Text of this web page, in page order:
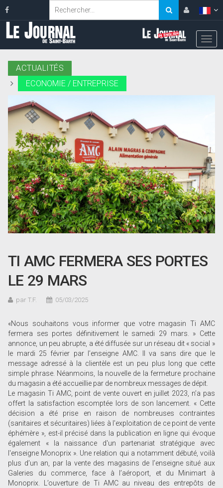
ACTUALITÉS
ECONOMIE / ENTREPRISE
TI AMC FERMERA SES PORTES
LE 29 MARS
par T.F. 05/03/2025
«Nous souhaitons vous informer que votre magasin Ti AMC
fermera ses portes définitivement le samedi 29 mars. » Cette
annonce, un peu abrupte, a été diffusée sur un réseau dit « social »
le mardi 25 février par l’enseigne AMC. Il va sans dire que le
message adressé à la clientèle est un peu plus long que cette
simple phrase. Néanmoins, la nouvelle de la fermeture prochaine
du magasin a été accueillie par de nombreux messages de dépit.
Le magasin Ti AMC, point de vente ouvert en juillet 2023, n’a pas
offert la satisfaction escomptée lors de son lancement. « Cette
décision a été prise en raison de nombreuses contraintes
(sanitaires et sécuritaires) liées à l'exploitation de ce point de vente
éphémère », est-il précisé dans la publication en ligne qui évoque
également « la naissance d'un partenariat stratégique avec
l'enseigne Monoprix ». Une relation qui a notamment débuté, voilà
plus d’un an, par la vente des magasins de l’enseigne situé aux
Galeries du commerce, face à l’aéroport, et du Minimart à
Monoprix. L’ouverture de Ti AMC au niveau des entrepôts de